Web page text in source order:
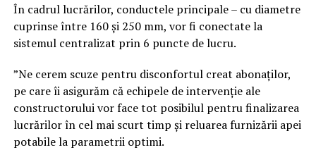
În cadrul lucrărilor, conductele principale – cu diametre
cuprinse între 160 și 250 mm, vor fi conectate la
sistemul centralizat prin 6 puncte de lucru.
”Ne cerem scuze pentru disconfortul creat abonaților,
pe care îi asigurăm că echipele de intervenție ale
constructorului vor face tot posibilul pentru finalizarea
lucrărilor în cel mai scurt timp și reluarea furnizării apei
potabile la parametrii optimi.